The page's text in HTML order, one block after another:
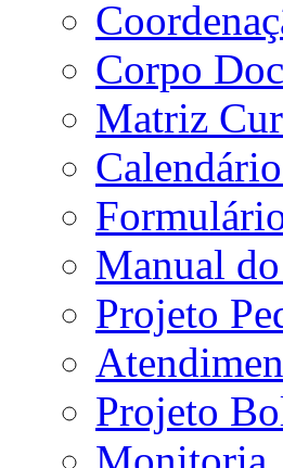
Corpo
Matriz
Manual
Projeto
Projeto